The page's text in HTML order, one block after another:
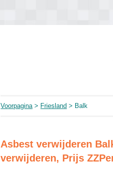
Voorpagina> Friesland > Balk
Asbest verwijderen
verwijderen, Prijs